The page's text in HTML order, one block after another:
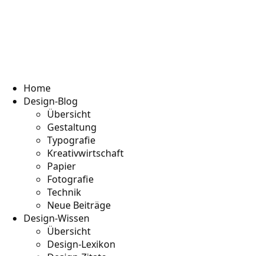
Home
Design-Blog
Übersicht
Gestaltung
Typografie
Kreativwirtschaft
Papier
Fotografie
Technik
Neue Beiträge
Design-Wissen
Übersicht
Design-Lexikon